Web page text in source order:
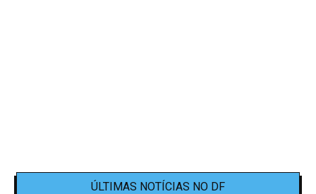
ÚLTIMAS NOTÍCIAS NO DF